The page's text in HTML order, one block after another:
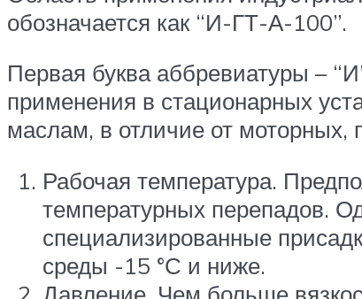
обозначается как “И-ГТ-А-100”.
Первая буква аббревиатуры –
применения в стационарных
маслам, в отличие от
Рабочая температура.
температурных перепадов.
специализированные
среды -15 °С и ниже.